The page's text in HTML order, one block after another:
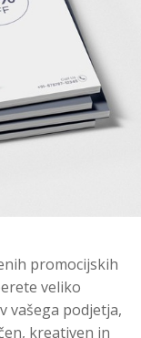
promocijskih
veliko
vašega podjetja,
kreativen in